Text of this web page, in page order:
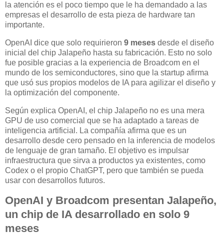
la atención es el poco tiempo que le ha demandado a las
empresas el desarrollo de esta pieza de hardware tan
importante.
OpenAI dice que solo requirieron 9 meses desde el diseño
inicial del chip Jalapeño hasta su fabricación. Esto no solo
fue posible gracias a la experiencia de Broadcom en el
mundo de los semiconductores, sino que la startup afirma
que usó sus propios modelos de IA para agilizar el diseño y
la optimización del componente.
Según explica OpenAI, el chip Jalapeño no es una mera
GPU de uso comercial que se ha adaptado a tareas de
inteligencia artificial. La compañía afirma que es un
desarrollo desde cero pensado en la inferencia de modelos
de lenguaje de gran tamaño. El objetivo es impulsar
infraestructura que sirva a productos ya existentes, como
Codex o el propio ChatGPT, pero que también se pueda
usar con desarrollos futuros.
OpenAI y Broadcom presentan Jalapeño,
un chip de IA desarrollado en solo 9
meses